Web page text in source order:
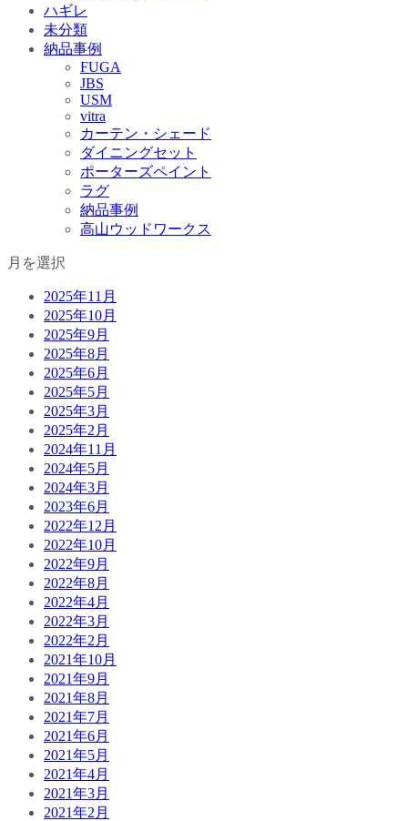
ハギレ
未分類
納品事例
FUGA
JBS
USM
vitra
カーテン・シェード
ダイニングセット
ポーターズペイント
ラグ
納品事例
高山ウッドワークス
月を選択
2025年11月
2025年10月
2025年9月
2025年8月
2025年6月
2025年5月
2025年3月
2025年2月
2024年11月
2024年5月
2024年3月
2023年6月
2022年12月
2022年10月
2022年9月
2022年8月
2022年4月
2022年3月
2022年2月
2021年10月
2021年9月
2021年8月
2021年7月
2021年6月
2021年5月
2021年4月
2021年3月
2021年2月